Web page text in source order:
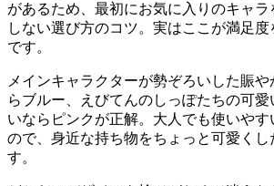
があるため、最初にお気に入りのキャ
しない選び方のコツ。実はここが満足度
です。
メインキャラクターが勢ぞろいした賑
らブルー、えびてんのしっぽたちの可
いならピンクが正解。大人でも使いや
ので、身近な持ち物をちょっと可愛くし
す。